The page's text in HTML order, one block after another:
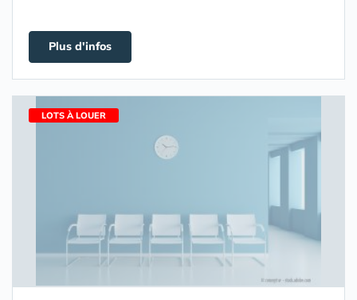
Plus d'infos
LOTS À LOUER